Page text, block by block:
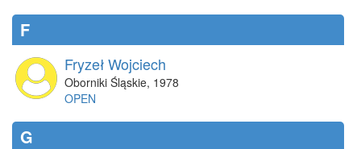
F
Fryzeł Wojciech
Oborniki Śląskie, 1978
OPEN
G